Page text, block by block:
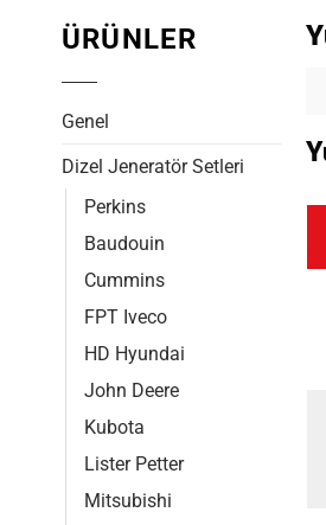
ÜRÜNLER
Genel
Dizel Jeneratör Setleri
Perkins
Baudouin
Cummins
FPT Iveco
HD Hyundai
John Deere
Kubota
Lister Petter
Mitsubishi